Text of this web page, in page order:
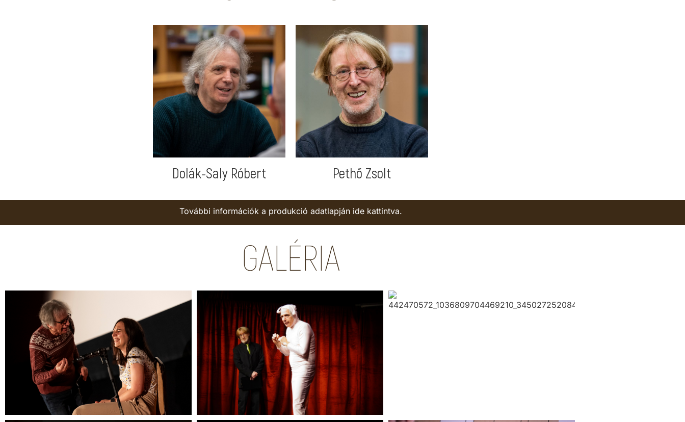
Dolák-Saly Róbert Pethő Zsolt
További információk a produkció adatlapján ide kattintva.
GALÉRIA